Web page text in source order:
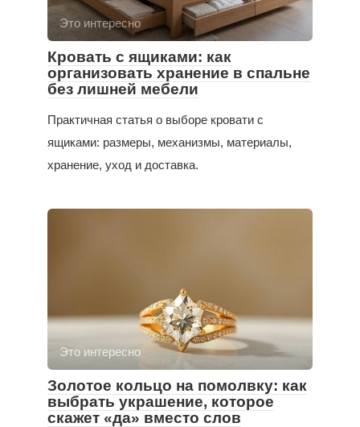
Это интересно
Кровать с ящиками: как
организовать хранение в спальне
без лишней мебели
Практичная статья о выборе кровати с
ящиками: размеры, механизмы, материалы,
хранение, уход и доставка.
Это интересно
Золотое кольцо на помолвку: как
выбрать украшение, которое
скажет «да» вместо слов